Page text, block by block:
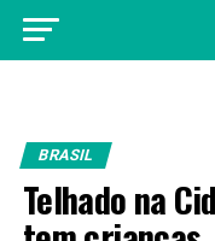
BRASIL
Telhado na